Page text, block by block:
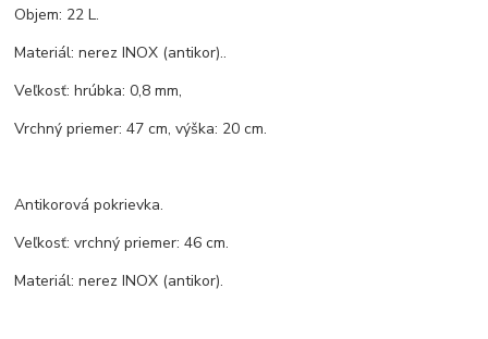
Objem: 22 L.
Materiál: nerez INOX (antikor)..
Veľkosť: hrúbka: 0,8 mm,
Vrchný priemer: 47 cm, výška: 20 cm.
Antikorová pokrievka.
Veľkosť: vrchný priemer: 46 cm.
Materiál: nerez INOX (antikor).